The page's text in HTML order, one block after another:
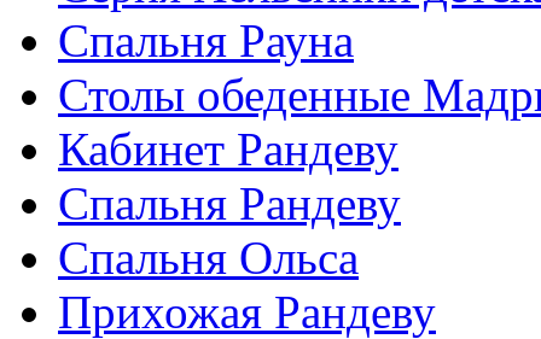
Спальня Рауна
Столы обеденные
Кабинет Рандеву
Спальня Рандеву
Спальня Ольса
Прихожая Рандеву